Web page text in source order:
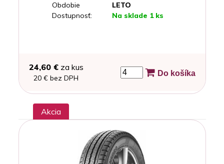
Obdobie
LETO
Dostupnosť:
Na sklade 1 ks
24,60 €za kus
20 € bez DPH
Do košíka
Akcia